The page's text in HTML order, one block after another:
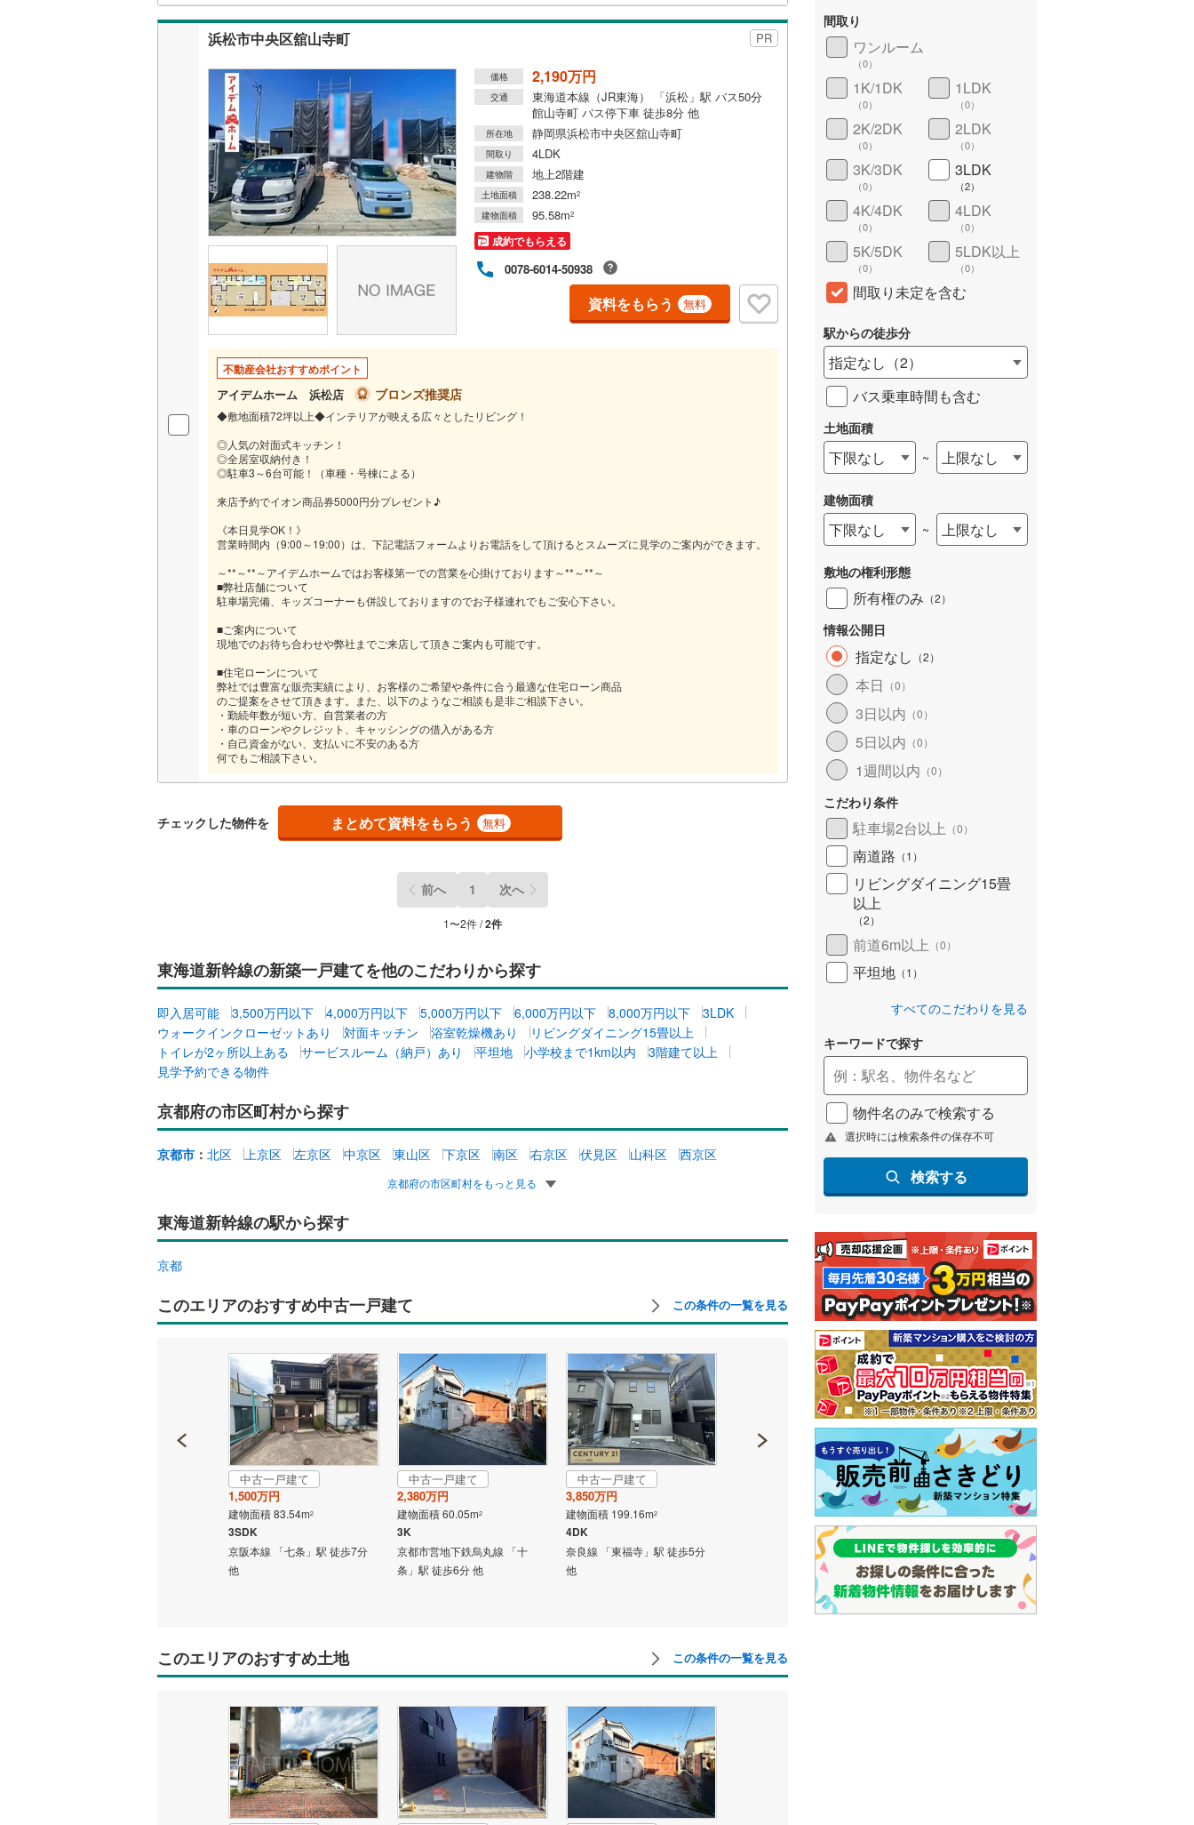
浜松市中央区舘山寺町 PR
価格 2,190万円
交通
東海道本線（JR東海） 「浜松」駅 バス50分
館山寺町 バス停下車 徒歩8分 他
所在地 静岡県浜松市中央区舘山寺町
間取り 4LDK
建物階 地上2階建
土地面積 238.22m2
建物面積 95.58m2
成約でもらえる
0078-6014-50938
資料をもらう 無料
不動産会社おすすめポイント
アイデムホーム 浜松店 ブロンズ推奨店
◆敷地面積72坪以上◆インテリアが映える広々としたリビング！
◎人気の対面式キッチン！
◎全居室収納付き！
◎駐車3～6台可能！（車種・号棟による）
来店予約でイオン商品券5000円分プレゼント♪
《本日見学OK！》
営業時間内（9:00～19:00）は、下記電話フォームよりお電話をして頂けるとスムーズに見学のご案内ができます。
～**～**～アイデムホームではお客様第一での営業を心掛けております～**～**～
■弊社店舗について
駐車場完備、キッズコーナーも併設しておりますのでお子様連れでもご安心下さい。
■ご案内について
現地でのお待ち合わせや弊社までご来店して頂きご案内も可能です。
■住宅ローンについて
弊社では豊富な販売実績により、お客様のご希望や条件に合う最適な住宅ローン商品
のご提案をさせて頂きます。また、以下のようなご相談も是非ご相談下さい。
・勤続年数が短い方、自営業者の方
・車のローンやクレジット、キャッシングの借入がある方
・自己資金がない、支払いに不安のある方
何でもご相談下さい。
チェックした物件を まとめて資料をもらう 無料
前へ 1 次へ
1〜2件 /2件
東海道新幹線の新築一戸建てを他のこだわりから探す
即入居可能 3,500万円以下 4,000万円以下 5,000万円以下 6,000万円以下 8,000万円以下
3LDK
ウォークインクローゼットあり
対面キッチン 浴室乾燥機あり
リビングダイニング15畳以上
トイレが2ヶ所以上ある
サービスルーム（納戸）あり 平坦地 小学校まで1km以内
3階建て以上
見学予約できる物件
京都府の市区町村から探す
京都市 ： 北区 上京区 左京区 中京区 東山区 下京区 南区 右京区 伏見区 山科区 西京区
京都府の市区町村をもっと見る
東海道新幹線の駅から探す
京都
このエリアのおすすめ中古一戸建て この条件の一覧を見る
中古一戸建て
1,500万円
建物面積 83.54m2
3SDK
京阪本線 「七条」駅 徒歩7分
他
中古一戸建て
2,380万円
建物面積 60.05m2
3K
京都市営地下鉄烏丸線 「十
条」駅 徒歩6分 他
中古一戸建て
3,850万円
建物面積 199.16m2
4DK
奈良線 「東福寺」駅 徒歩5分
他
成約でもらえる
2
京都市営地下鉄烏丸線 「五
条」駅 徒歩8分 他
成約でもらえる
中古一戸建て
3,500万円
建物面積 52.64m
2LDK
京阪本線 「七条」駅 徒歩10分
他
このエリアのおすすめ土地 この条件の一覧を見る
間取り
ワンルーム
（0）
1K/1DK
（0）
1LDK
（0）
2K/2DK
（0）
2LDK
（0）
3K/3DK
（0）
3LDK
（2）
4K/4DK
（0）
4LDK
（0）
5K/5DK
（0）
5LDK以上
（0）
間取り未定を含む
駅からの徒歩分
指定なし （2）
バス乗車時間も含む
土地面積
下限なし ~ 上限なし
建物面積
下限なし ~ 上限なし
敷地の権利形態
所有権のみ （2）
情報公開日
指定なし （2）
本日 （0）
3日以内 （0）
5日以内 （0）
1週間以内 （0）
こだわり条件
駐車場2台以上 （0）
南道路 （1 ）
リビングダイニング15畳
以上
（2）
前道6m以上 （0）
平坦地 （1 ）
すべてのこだわりを見る
キーワードで探す
物件名のみで検索する
選択時には検索条件の保存不可
検索する
オンライン対応とは？